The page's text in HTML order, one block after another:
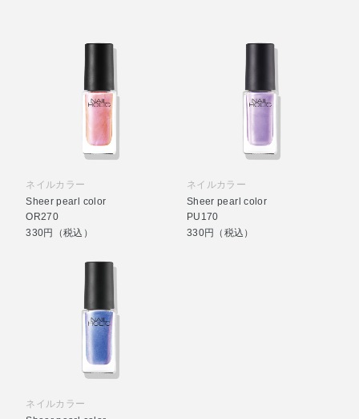
ネイルカラー
Sheer pearl color
OR270
330円（税込）
ネイルカラー
Sheer pearl color
PU170
330円（税込）
ネイルカラー